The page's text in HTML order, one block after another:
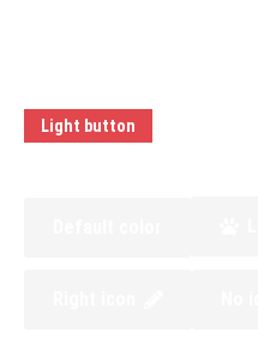
Light button